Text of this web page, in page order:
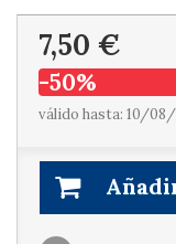
7,50 €
-50%
válido hasta: 10/